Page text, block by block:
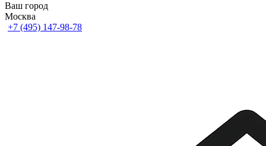
Ваш город
Москва
+7 (495) 147-98-78